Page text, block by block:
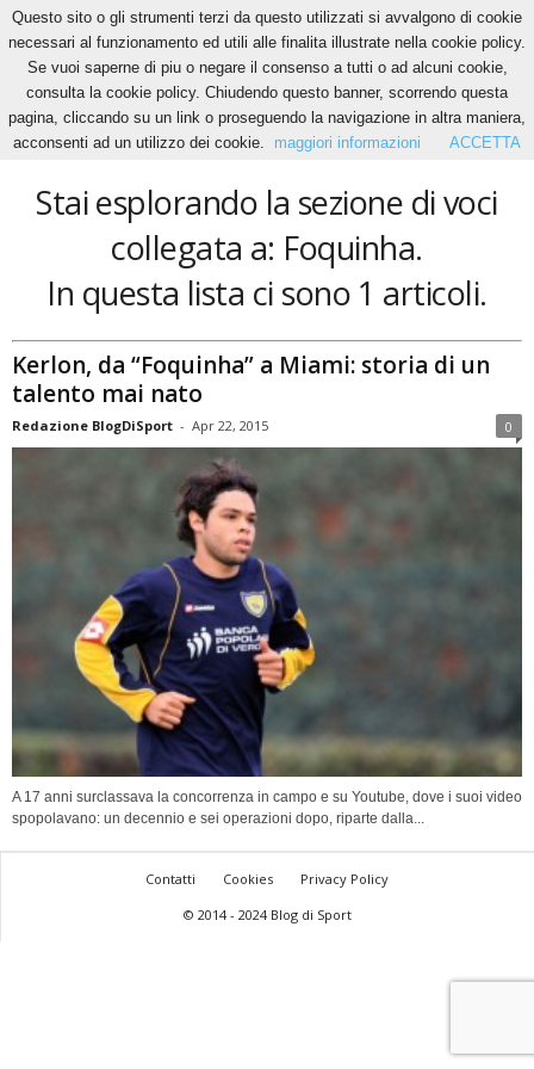
Home Tags Foquinha
Foquinha
Stai esplorando la sezione di voci
collegata a: Foquinha.
In questa lista ci sono 1 articoli.
Kerlon, da “Foquinha” a Miami: storia di un
talento mai nato
Redazione BlogDiSport - Apr 22, 2015 0
A 17 anni surclassava la concorrenza in campo e su Youtube, dove i suoi video
spopolavano: un decennio e sei operazioni dopo, riparte dalla...
Contatti Cookies
Privacy Policy
© 2014 - 2024 Blog di Sport
Questo sito o gli strumenti terzi da questo utilizzati si avvalgono di cookie
necessari al funzionamento ed utili alle finalita illustrate nella cookie policy.
Se vuoi saperne di piu o negare il consenso a tutti o ad alcuni cookie,
consulta la cookie policy. Chiudendo questo banner, scorrendo questa
pagina, cliccando su un link o proseguendo la navigazione in altra maniera,
acconsenti ad un utilizzo dei cookie.
maggiori informazioni ACCETTA